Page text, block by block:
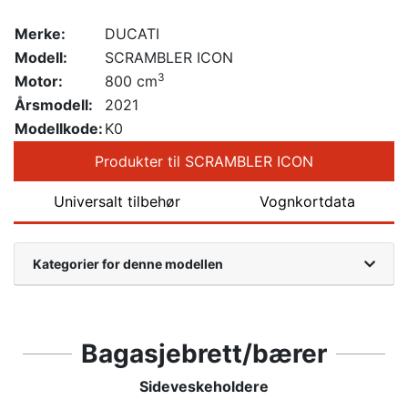
Merke:
DUCATI
Modell:
SCRAMBLER ICON
Motor:
800 cm3
Årsmodell:
2021
Modellkode: K0
Produkter til SCRAMBLER ICON
Universalt tilbehør Vognkortdata
Kategorier for denne modellen
Bagasjebrett/bærer
Sideveskeholdere